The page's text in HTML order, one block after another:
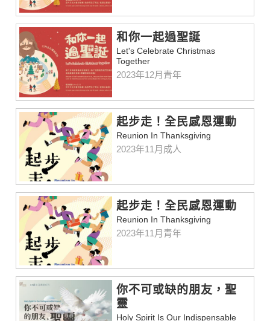
和你一起過聖誕
Let's Celebrate Christmas
Together
2023年12月青年
起步走！全民感恩運動
Reunion In Thanksgiving
2023年11月成人
起步走！全民感恩運動
Reunion In Thanksgiving
2023年11月青年
你不可或缺的朋友，聖
靈
Holy Spirit Is Our Indispensable